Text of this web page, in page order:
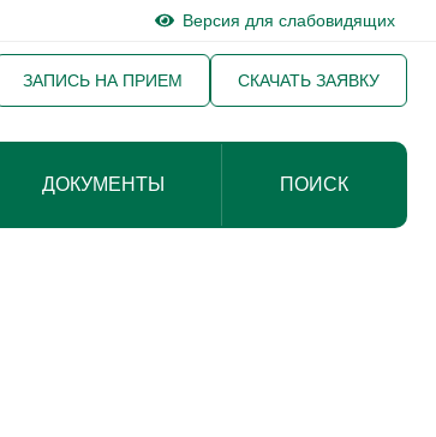
Версия для слабовидящих
ЗАПИСЬ НА ПРИЕМ СКАЧАТЬ ЗАЯВКУ
ДОКУМЕНТЫ ПОИСК